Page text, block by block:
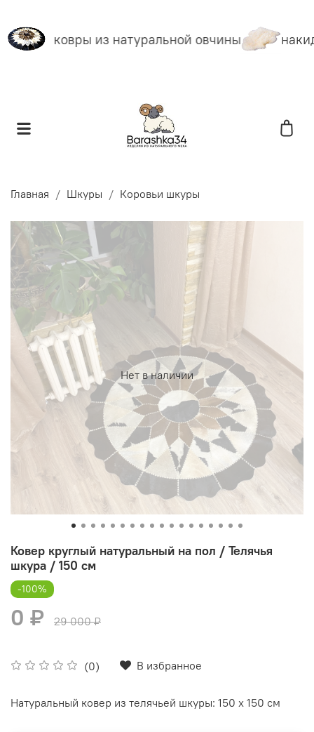
ковры из натуральной овчины
Главная Шкуры Коровьи шкуры
Нет в наличии
Ковер круглый натуральный на пол / Телячья
шкура / 150 см
(0) В избранное
-100%
0 ₽ 29 000 ₽
Натуральный ковер из телячьей шкуры: 150 х 150 см